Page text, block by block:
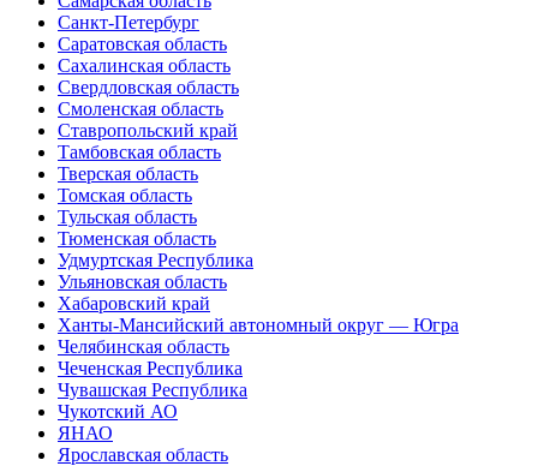
Санкт-Петербург
Саратовская область
Сахалинская область
Свердловская область
Смоленская область
Ставропольский край
Тамбовская область
Тверская область
Томская область
Тульская область
Тюменская область
Удмуртская Республика
Ульяновская область
Хабаровский край
Ханты-Мансийский автономный округ — Югра
Челябинская область
Чеченская Республика
Чувашская Республика
Чукотский АО
ЯНАО
Ярославская область